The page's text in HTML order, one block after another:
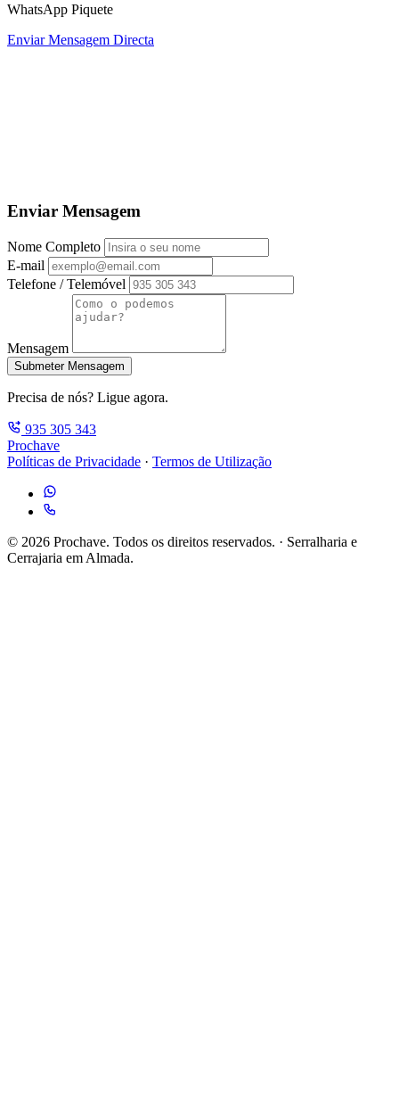
WhatsApp Piquete
Enviar Mensagem Directa
Enviar Mensagem
Nome Completo
E-mail
Telefone / Telemóvel
Mensagem
Submeter Mensagem
Precisa de nós? Ligue agora.
935 305 343
Prochave
Políticas de Privacidade · Termos de Utilização
© 2026 Prochave. Todos os direitos reservados. · Serralharia e
Cerrajaria em Almada.